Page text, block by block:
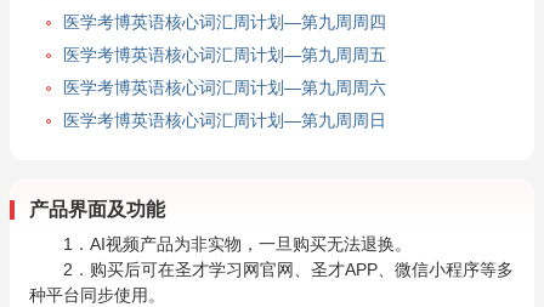
医学考博英语核心词汇周计划—第九周周四
医学考博英语核心词汇周计划—第九周周五
医学考博英语核心词汇周计划—第九周周六
医学考博英语核心词汇周计划—第九周周日
产品界面及功能
1．AI视频产品为非实物，一旦购买无法退换。
2．购买后可在圣才学习网官网、圣才APP、微信小程序等多
种平台同步使用。